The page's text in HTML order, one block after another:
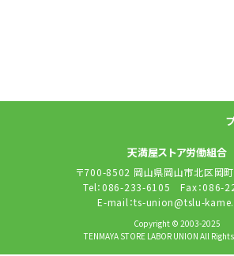
天満屋ストア労働組合
〒700-8502 岡山県岡山市北区岡
Tel：086-233-6105 Fax：086-
E-mail：ts-union@tslu-
Copyright © 2003-2025
TENMAYA STORE LABOR UNION All